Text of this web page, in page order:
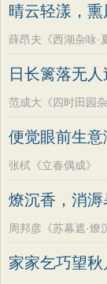
晴云轻漾，熏
薛昂夫《西湖杂咏·
日长篱落无人
范成大《四时田园杂
便觉眼前生意
张栻《立春偶成》
燎沉香，消溽
周邦彦《苏幕遮·燎
家家乞巧望秋